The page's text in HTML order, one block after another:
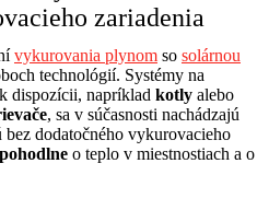
zariadenia
vykurovania plynom so solárnou
technológií. Systémy na
dispozícii, napríklad kotly alebo
, sa v súčasnosti nachádzajú
dodatočného vykurovacieho
o teplo v miestnostiach a o